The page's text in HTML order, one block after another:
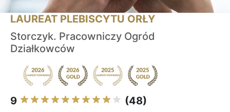
LAUREAT PLEBISCYTU ORŁY
Storczyk. Pracowniczy Ogród
Działkowców
9 (48)